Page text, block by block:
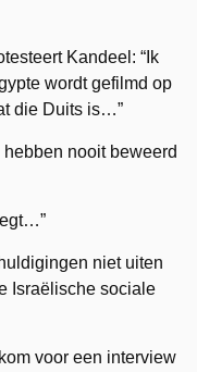
Kandeel: “Ik
wordt gefilmd op
die Duits is…”
nooit beweerd
niet uiten
Israëlische sociale
voor een interview